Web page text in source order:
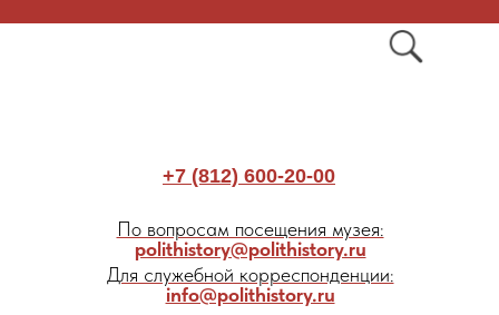
+7 (812) 600-20-00
По вопросам посещения музея:
polithistory@polithistory.ru
Для служебной корреспонденции:
info@polithistory.ru